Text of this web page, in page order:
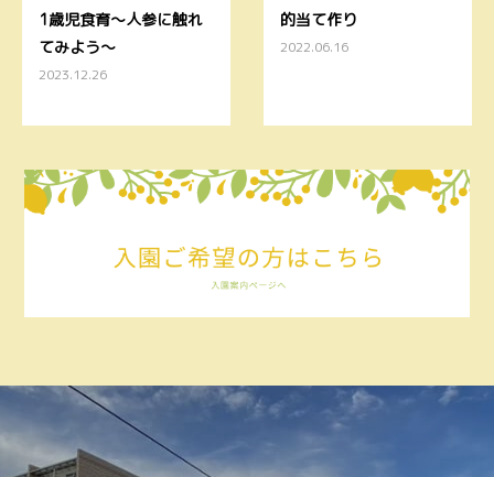
1歳児食育〜人参に触れ
てみよう〜
2023.12.26
的当て作り
2022.06.16